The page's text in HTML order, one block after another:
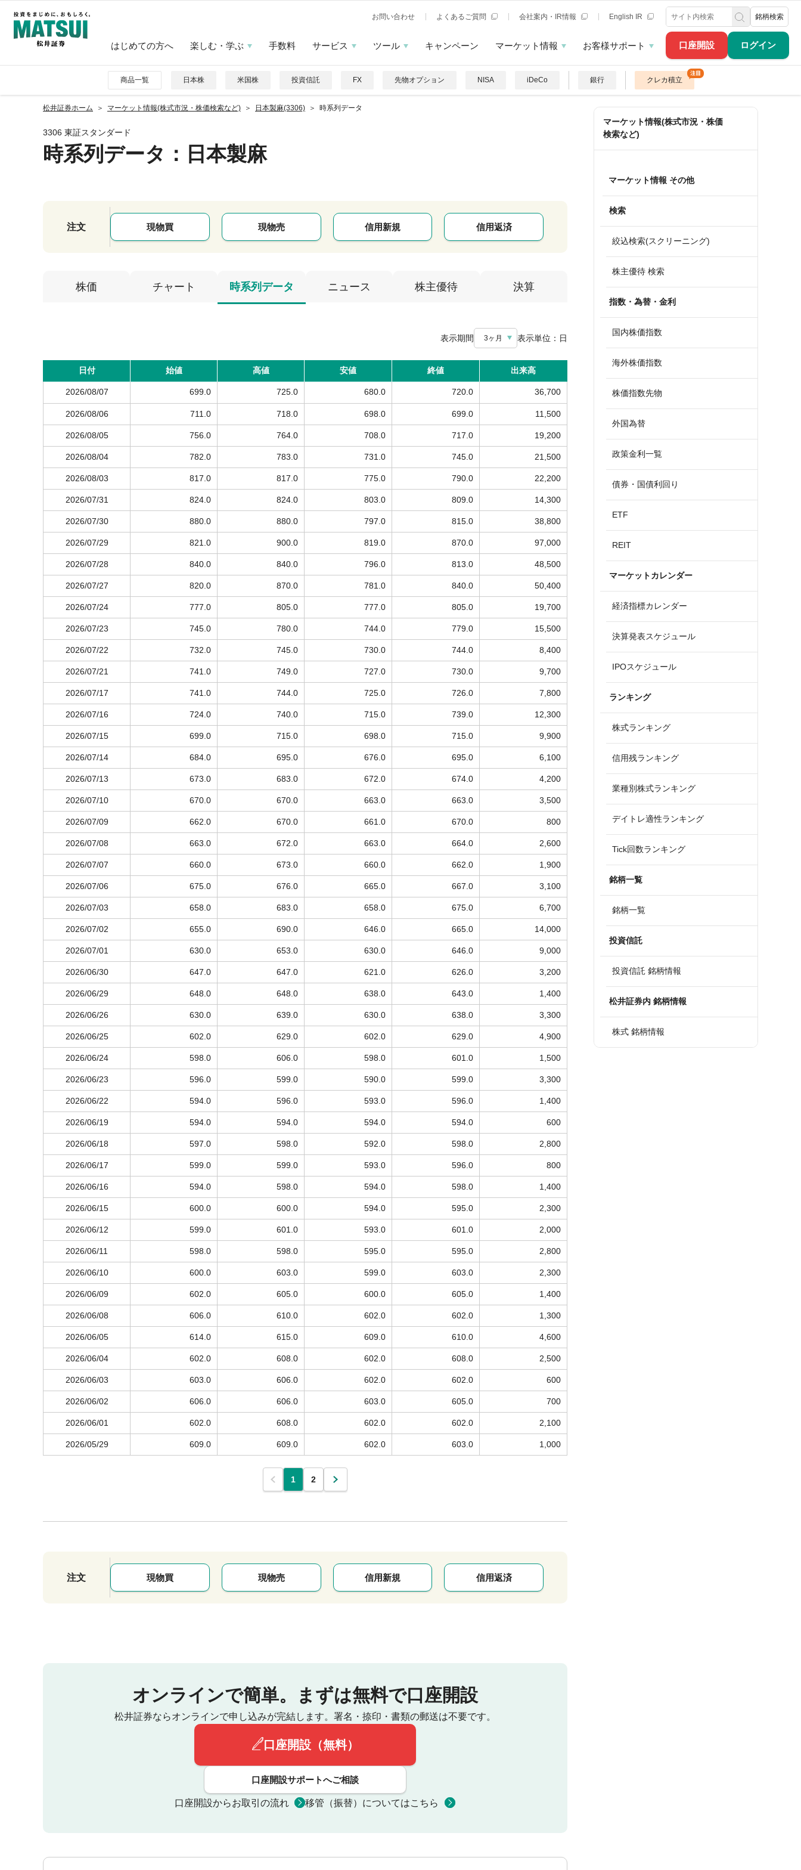
口座開設 ログイン
お問い合わせ よくあるご質問 会社案内・IR情報 English IR 銘柄検索
はじめての方へ 楽しむ・学ぶ 手数料 サービス ツール キャンペーン マーケット情報 お客様サポート
商品一覧 日本株 米国株 投資信託 FX 先物オプション NISA iDeCo 銀行 クレカ積立
松井証券ホーム マーケット情報(株式市況・株価検索など) 日本製麻(3306) 時系列データ
3306 東証スタンダード
時系列データ ：日本製麻
注文 現物買 現物売 信用新規 信用返済
株価 チャート 時系列データ ニュース 株主優待 決算
表示期間 3ヶ月 表示単位： 日
日付 始値 高値 安値 終値 出来高
2026/08/07 699.0 725.0 680.0 720.0 36,700
2026/08/06 711.0 718.0 698.0 699.0 11,500
2026/08/05 756.0 764.0 708.0 717.0 19,200
2026/08/04 782.0 783.0 731.0 745.0 21,500
2026/08/03 817.0 817.0 775.0 790.0 22,200
2026/07/31 824.0 824.0 803.0 809.0 14,300
2026/07/30 880.0 880.0 797.0 815.0 38,800
2026/07/29 821.0 900.0 819.0 870.0 97,000
2026/07/28 840.0 840.0 796.0 813.0 48,500
2026/07/27 820.0 870.0 781.0 840.0 50,400
2026/07/24 777.0 805.0 777.0 805.0 19,700
2026/07/23 745.0 780.0 744.0 779.0 15,500
2026/07/22 732.0 745.0 730.0 744.0 8,400
2026/07/21 741.0 749.0 727.0 730.0 9,700
2026/07/17 741.0 744.0 725.0 726.0 7,800
2026/07/16 724.0 740.0 715.0 739.0 12,300
2026/07/15 699.0 715.0 698.0 715.0 9,900
2026/07/14 684.0 695.0 676.0 695.0 6,100
2026/07/13 673.0 683.0 672.0 674.0 4,200
2026/07/10 670.0 670.0 663.0 663.0 3,500
2026/07/09 662.0 670.0 661.0 670.0 800
2026/07/08 663.0 672.0 663.0 664.0 2,600
2026/07/07 660.0 673.0 660.0 662.0 1,900
2026/07/06 675.0 676.0 665.0 667.0 3,100
2026/07/03 658.0 683.0 658.0 675.0 6,700
2026/07/02 655.0 690.0 646.0 665.0 14,000
2026/07/01 630.0 653.0 630.0 646.0 9,000
2026/06/30 647.0 647.0 621.0 626.0 3,200
2026/06/29 648.0 648.0 638.0 643.0 1,400
2026/06/26 630.0 639.0 630.0 638.0 3,300
2026/06/25 602.0 629.0 602.0 629.0 4,900
2026/06/24 598.0 606.0 598.0 601.0 1,500
2026/06/23 596.0 599.0 590.0 599.0 3,300
2026/06/22 594.0 596.0 593.0 596.0 1,400
2026/06/19 594.0 594.0 594.0 594.0 600
2026/06/18 597.0 598.0 592.0 598.0 2,800
2026/06/17 599.0 599.0 593.0 596.0 800
2026/06/16 594.0 598.0 594.0 598.0 1,400
2026/06/15 600.0 600.0 594.0 595.0 2,300
2026/06/12 599.0 601.0 593.0 601.0 2,000
2026/06/11 598.0 598.0 595.0 595.0 2,800
2026/06/10 600.0 603.0 599.0 603.0 2,300
2026/06/09 602.0 605.0 600.0 605.0 1,400
2026/06/08 606.0 610.0 602.0 602.0 1,300
2026/06/05 614.0 615.0 609.0 610.0 4,600
2026/06/04 602.0 608.0 602.0 608.0 2,500
2026/06/03 603.0 606.0 602.0 602.0 600
2026/06/02 606.0 606.0 603.0 605.0 700
2026/06/01 602.0 608.0 602.0 602.0 2,100
2026/05/29 609.0 609.0 602.0 603.0 1,000
1 2
注文 現物買 現物売 信用新規 信用返済
オンラインで簡単。 まずは無料で口座開設
松井証券ならオンラインで申し込みが完結します。 署名・捺印・書類の郵送は不要です。
口座開設（無料）
口座開設サポートへご相談
口座開設からお取引の流れ 移管（振替）についてはこちら
マーケット情報(株式市況・株価
検索など)
マーケット情報 その他
検索
絞込検索(スクリーニング)
株主優待 検索
指数・為替・金利
国内株価指数
海外株価指数
株価指数先物
外国為替
政策金利一覧
債券・国債利回り
ETF
REIT
マーケットカレンダー
経済指標カレンダー
決算発表スケジュール
IPOスケジュール
ランキング
株式ランキング
信用残ランキング
業種別株式ランキング
デイトレ適性ランキング
Tick回数ランキング
銘柄一覧
銘柄一覧
投資信託
投資信託 銘柄情報
松井証券内 銘柄情報
株式 銘柄情報